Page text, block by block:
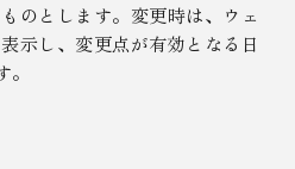
のとします。変更時は、ウェ
示し、変更点が有効となる日